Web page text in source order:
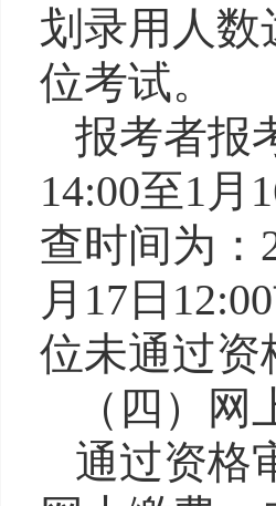
划录用人数
位考试。
报考者报
14:00至1月
查时间为：
月 17 日 12:00
位未通过资
（ 四 ）网
通过资格